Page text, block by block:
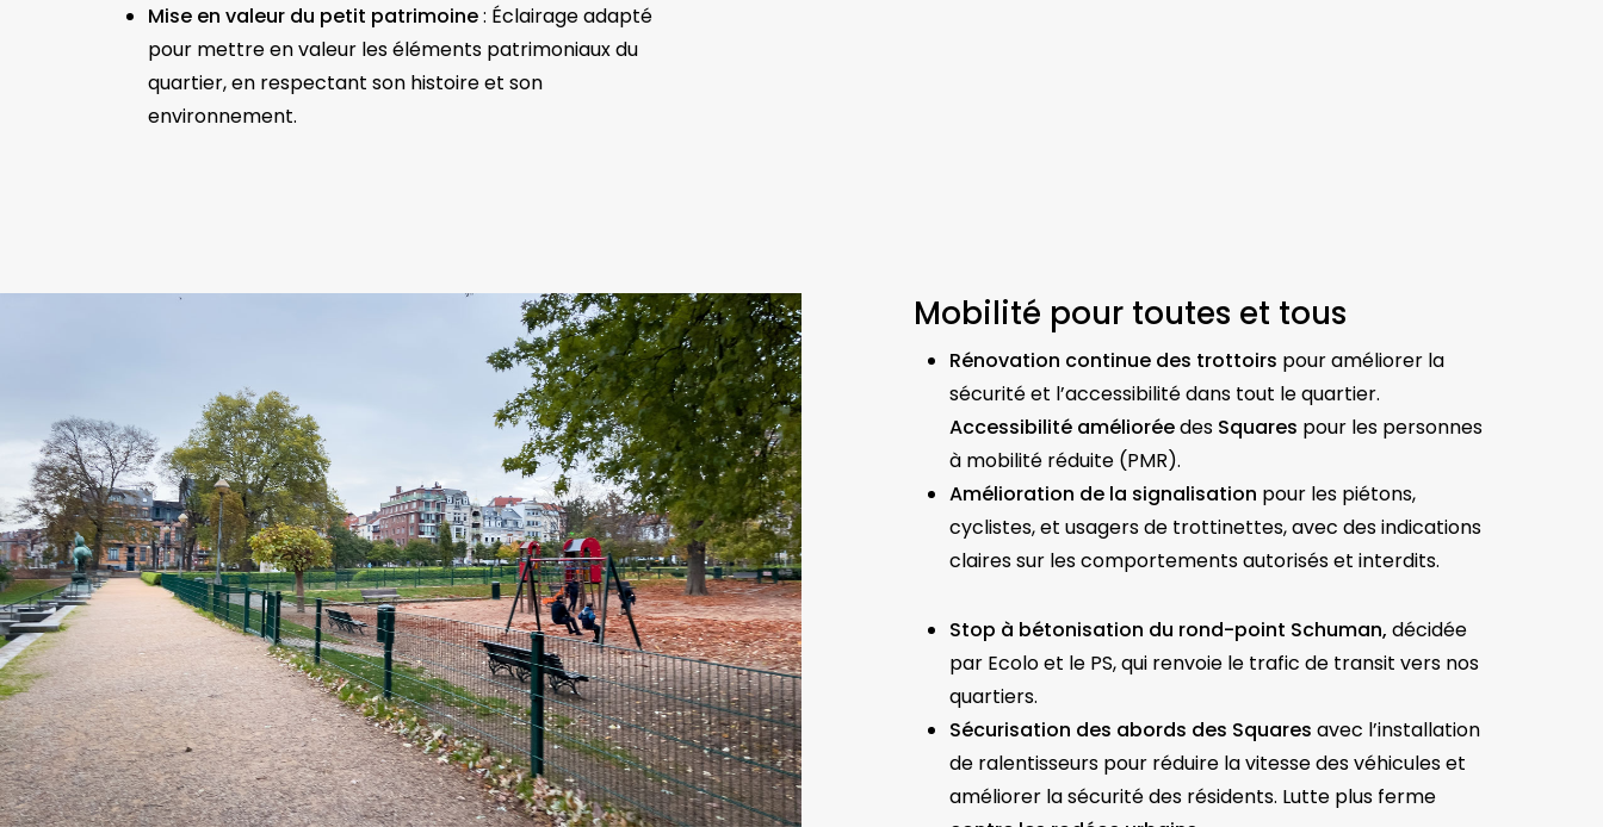
Mise en valeur du petit patrimoine: Éclairage adapté
pour mettre en valeur les éléments patrimoniaux du
quartier, en respectant son histoire et son
environnement.
Mobilité pour toutes et tous
Rénovation continue des trottoirs pour améliorer la
sécurité et l’accessibilité dans tout le quartier.
Accessibilité amélioréedes Squares pour les personnes
à mobilité réduite (PMR).
Amélioration de la signalisation pour les piétons,
cyclistes, et usagers de trottinettes, avec des indications
claires sur les comportements autorisés et interdits.
Stop à bétonisation du rond-point Schuman,décidée
par Ecolo et le PS, qui renvoie le trafic de transit vers nos
quartiers.
Sécurisation des abords des Squares avec l’installation
de ralentisseurs pour réduire la vitesse des véhicules et
améliorer la sécurité des résidents. Lutte plus ferme